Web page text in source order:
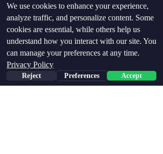
מרגש עליה!
בחרו את חבילת האימוץ של
שרה
VIP
We use cookies to enhance your experience,
analyze traffic, and personalize content. Some
cookies are essential, while others help us
understand how you interact with our site. You
can manage your preferences at any time.
Privacy Policy
Reject Preferences Accept